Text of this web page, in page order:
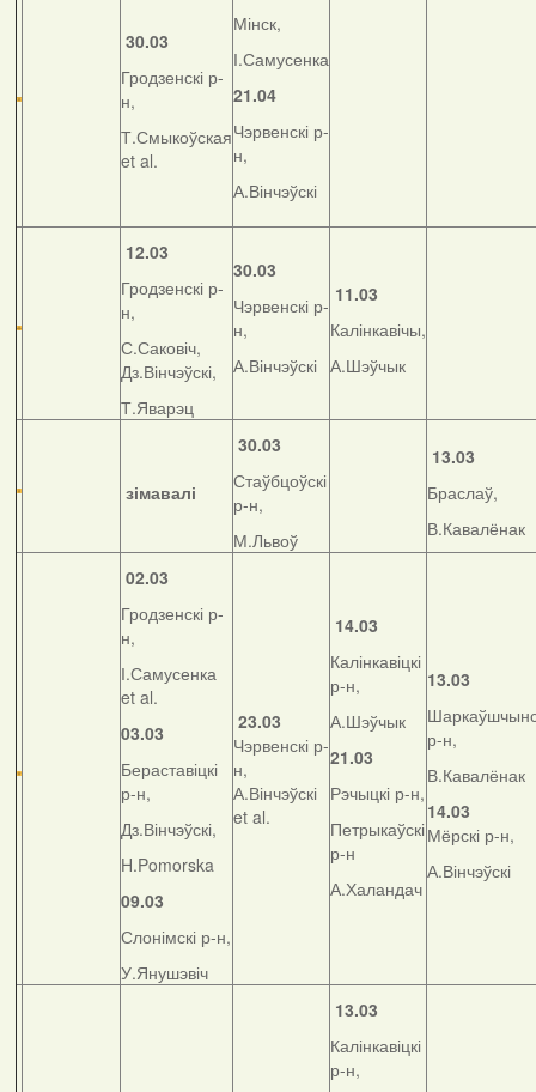
30.03
Гродзенскі р-
н,
Т.Смыкоўская
et al.
Мінск,
І.Самусенка
21.04
Чэрвенскі р-
н,
А.Вінчэўскі
12.03
Гродзенскі р-
н,
С.Саковіч,
Дз.Вінчэўскі,
Т.Яварэц
30.03
Чэрвенскі р-
н,
А.Вінчэўскі
11.03
Калінкавічы,
А.Шэўчык
зімавалі
30.03
Стаўбцоўскі
р-н,
М.Львоў
13.03
Браслаў,
В.Кавалёнак
02.03
Гродзенскі р-
н,
І.Самусенка
et al.
03.03
Бераставіцкі
р-н,
Дз.Вінчэўскі,
H.Pomorska
09.03
Слонімскі р-н,
У.Янушэвіч
23.03
Чэрвенскі р-
н,
А.Вінчэўскі
et al.
14.03
Калінкавіцкі
р-н,
А.Шэўчык
21.03
Рэчыцкі р-н,
Петрыкаўскі
р-н
А.Халандач
13.03
р-н,
В.Кавалёнак
14.03
Мёрскі р-н,
А.Вінчэўскі
13.03
Калінкавіцкі
р-н,